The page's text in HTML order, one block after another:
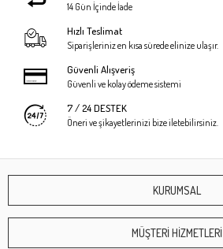
14 Gün İçinde İade
Hızlı Teslimat
Siparişleriniz en kısa sürede elinize ulaşır.
Güvenli Alışveriş
Güvenli ve kolay ödeme sistemi
7 / 24 DESTEK
Öneri ve şikayetlerinizi bize iletebilirsiniz.
KURUMSAL
MÜŞTERİ HİZMETLERİ